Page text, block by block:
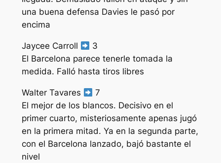
una buena defensa Davies le pasó por
encima
Jaycee Carroll
3
El Barcelona parece tenerle tomada la
medida. Falló hasta tiros libres
Walter Tavares
7
El mejor de los blancos. Decisivo en el
primer cuarto, misteriosamente apenas jugó
en la primera mitad. Ya en la segunda parte,
con el Barcelona lanzado, bajó bastante el
nivel